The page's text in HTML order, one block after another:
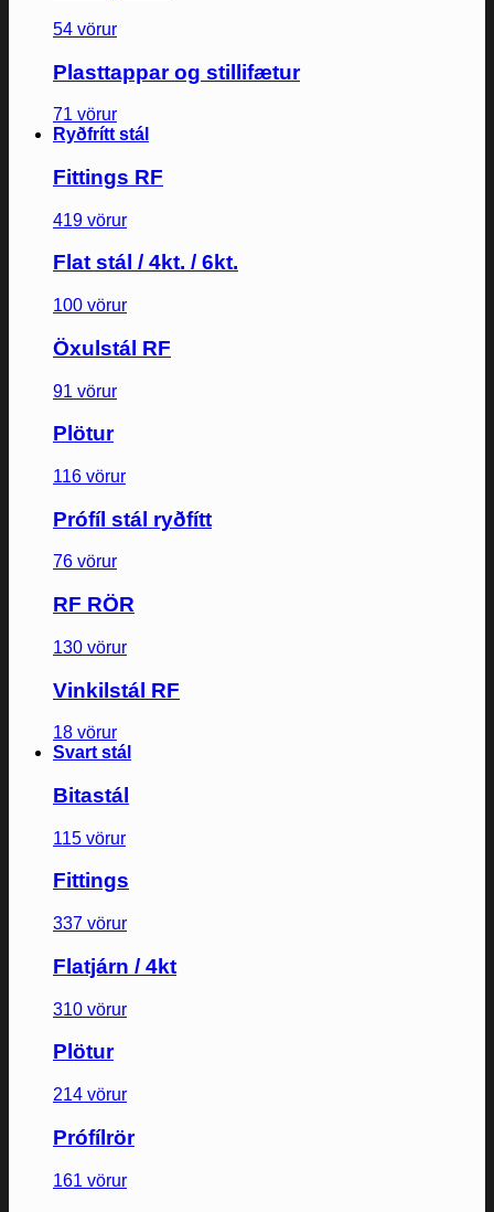
54 vörur
Plasttappar og stillifætur
71 vörur
Ryðfrítt stál
Fittings RF
419 vörur
Flat stál / 4kt. / 6kt.
100 vörur
Öxulstál RF
91 vörur
Plötur
116 vörur
Prófíl stál ryðfítt
76 vörur
RF RÖR
130 vörur
Vinkilstál RF
18 vörur
Svart stál
Bitastál
115 vörur
Fittings
337 vörur
Flatjárn / 4kt
310 vörur
Plötur
214 vörur
Prófílrör
161 vörur